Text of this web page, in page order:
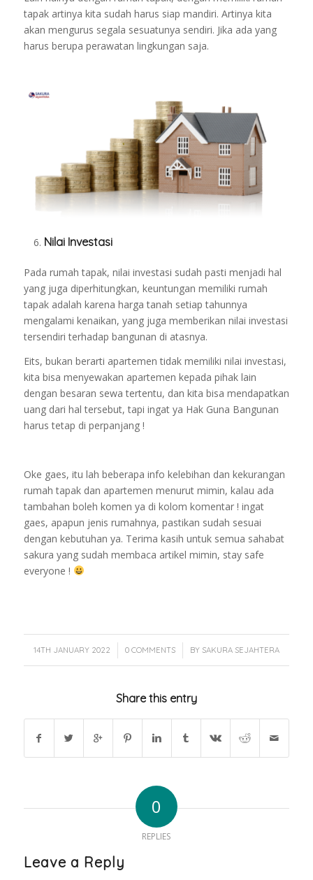
tapak artinya kita sudah harus siap mandiri. Artinya kita
akan mengurus segala sesuatunya sendiri. Jika ada yang
harus berupa perawatan lingkungan saja.
Nilai Investasi
Pada rumah tapak, nilai investasi sudah pasti menjadi hal
yang juga diperhitungkan, keuntungan memiliki rumah
tapak adalah karena harga tanah setiap tahunnya
mengalami kenaikan, yang juga memberikan nilai investasi
tersendiri terhadap bangunan di atasnya.
Eits, bukan berarti apartemen tidak memiliki nilai investasi,
kita bisa menyewakan apartemen kepada pihak lain
dengan besaran sewa tertentu, dan kita bisa mendapatkan
uang dari hal tersebut, tapi ingat ya Hak Guna Bangunan
harus tetap di perpanjang !
Oke gaes, itu lah beberapa info kelebihan dan kekurangan
rumah tapak dan apartemen menurut mimin, kalau ada
tambahan boleh komen ya di kolom komentar ! ingat
gaes, apapun jenis rumahnya, pastikan sudah sesuai
dengan kebutuhan ya. Terima kasih untuk semua sahabat
sakura yang sudah membaca artikel mimin, stay safe
everyone !
14TH JANUARY 2022
/ 0 COMMENTS
/ BY SAKURA SEJAHTERA
Share this entry
0
REPLIES
Leave a Reply